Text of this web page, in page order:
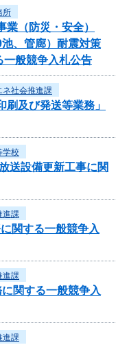
所
（防災・安全）
池、管廊）耐震対策
一般競争入札公告
ネ社会推進課
刷及び発送等業務」
学校
送設備更新工事に関
進課
関する一般競争入
進課
関する一般競争入
進課